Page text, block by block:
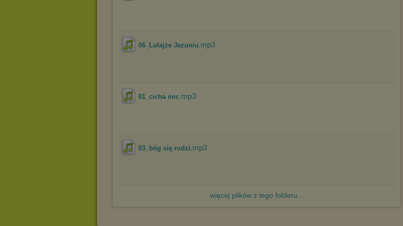
06_Lulajże Jezuniu.mp3
01_cicha noc.mp3
03_bóg się rodzi.mp3
więcej plików z tego folderu...